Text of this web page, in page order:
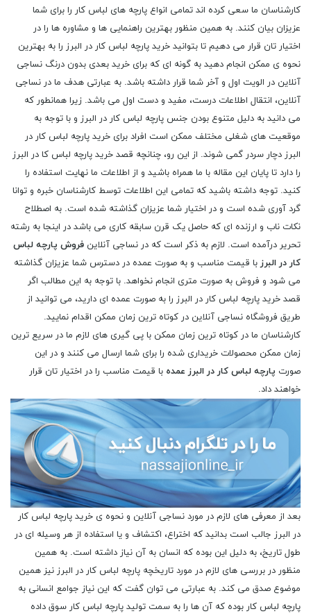
کارشناسان ما سعی کرده اند تمامی انواع پارچه های لباس کار را برای شما
عزیزان بیان کنند. به همین منظور بهترین راهنمایی ها و مشاوره ها را در
اختیار تان قرار می دهیم تا بتوانید خرید پارچه لباس کار در البرز را به بهترین
نحوه ی ممکن انجام دهید به گونه ای که برای خرید بعدی بدون درنگ نساجی
آنلاین در الویت اول و آخر شما قرار داشته باشد. به عبارتی هدف ما در نساجی
آنلاین، انتقال اطلاعات درست، مفید و دست اول می باشد. زیرا همانطور که
می دانید به دلیل متنوع بودن جنس پارچه لباس کار در البرز و با توجه به
موقعیت های شغلی مختلف ممکن است افراد برای خرید پارچه لباس کار در
البرز دچار سردر گمی شوند. از این رو، چنانچه قصد خرید پارچه لباس کا در البرز
را دارد تا پایان این مقاله با ما همراه باشید و از اطلاعات ما نهایت استفاده را
کنید. توجه داشته باشید که تمامی این اطلاعات توسط کارشناسان خبره و توانا
گرد آوری شده است و در اختیار شما عزیزان گذاشته شده است. به اصطلاح
نکات ناب و ارزنده ای که حاصل یک قرن سابقه کاری می باشد در اینجا به رشته
تحریر درآمده است. لازم به ذکر است که در نساجی آنلاین فروش پارچه لباس
کار در البرز با قیمت مناسب و به صورت عمده در دسترس شما عزیزان گذاشته
می شود و فروش به صورت متری انجام نخواهد. با توجه به این مطالب اگر
قصد خرید پارچه لباس کار در البرز را به صورت عمده ای دارید، می توانید از
طریق فروشگاه نساجی آنلاین در کوتاه ترین زمان ممکن اقدام نمایید.
کارشناسان ما در کوتاه ترین زمان ممکن با پی گیری های لازم ما در سریع ترین
زمان ممکن محصولات خریداری شده را برای شما ارسال می کنند و در این
صورت پارچه لباس کار در البرز عمده با قیمت مناسب را در اختیار تان قرار
خواهند داد.
بعد از معرفی های لازم در مورد نساجی آنلاین و نحوه ی خرید پارچه لباس کار
در البرز جالب است بدانید که اختراع، اکتشاف و یا استفاده از هر وسیله ای در
طول تاریخ، به دلیل این بوده که انسان به آن نیاز داشته است. به همین
منظور در بررسی های لازم در مورد تاریخچه پارچه لباس کار در البرز نیز همین
موضوع صدق می کند. به عبارتی می توان گفت که این نیاز جوامع انسانی به
پارچه لباس کار بوده که آن ها را به سمت تولید پارچه لباس کار سوق داده